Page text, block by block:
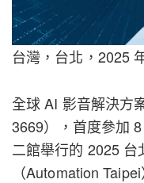
台灣，台北，2025
全球 AI 影音解決方
3669），首度參加
二館舉行的 2025
（Automation